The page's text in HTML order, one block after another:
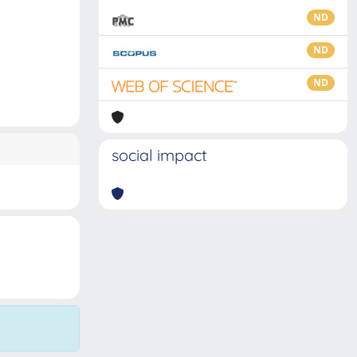
ND
ND
ND
social impact